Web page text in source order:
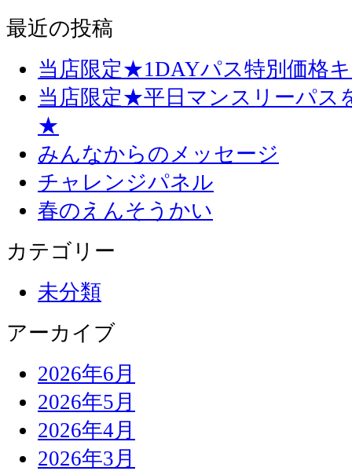
最近の投稿
当店限定★1DAYパス特別価格
当店限定★平日マンスリーパス
★
みんなからのメッセージ
チャレンジパネル
春のえんそうかい
カテゴリー
未分類
アーカイブ
2026年6月
2026年5月
2026年4月
2026年3月